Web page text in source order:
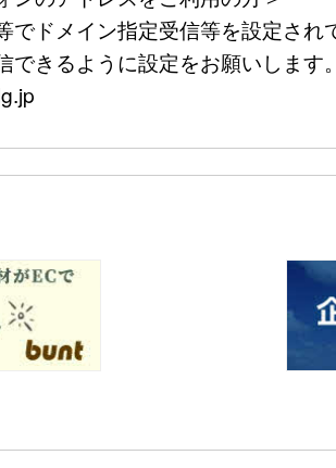
ドメイン指定受信等を設定され
きるように設定をお願いします。